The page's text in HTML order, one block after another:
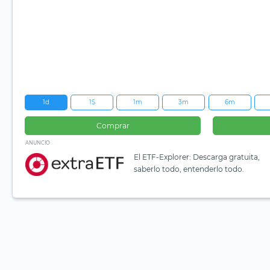
1d 1S 1m 3m 6m
Comprar
ANUNCIO
El ETF-Explorer: Descarga gratuita,
saberlo todo, entenderlo todo.